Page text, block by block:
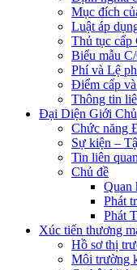
Mục đích
Luật áp
Thủ tục cấp
Biểu mẫu
Phí và Lệ
Điểm cấp
Thông tin
Đại Diện Giới Chủ
Chức năng
Sự kiện –
Tin liên quan
Chủ đề
Quan
Phát
Phát
Xúc tiến thương
Hồ sơ thị
Môi trường